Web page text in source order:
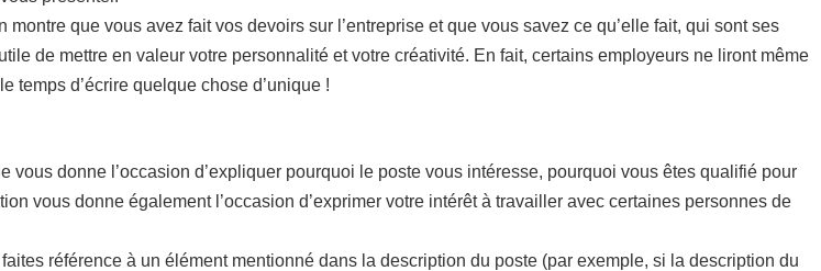
que vous avez fait vos devoirs sur l’entreprise et que vous savez ce qu’elle fait, qui sont ses
de mettre en valeur votre personnalité et votre créativité. En fait, certains employeurs ne liront même
temps d’écrire quelque chose d’unique !
donne l’occasion d’expliquer pourquoi le poste vous intéresse, pourquoi vous êtes qualifié pour
vous donne également l’occasion d’exprimer votre intérêt à travailler avec certaines personnes de
référence à un élément mentionné dans la description du poste (par exemple, si la description du